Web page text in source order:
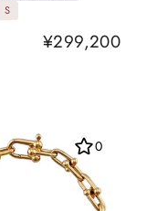
S
¥299,200
0